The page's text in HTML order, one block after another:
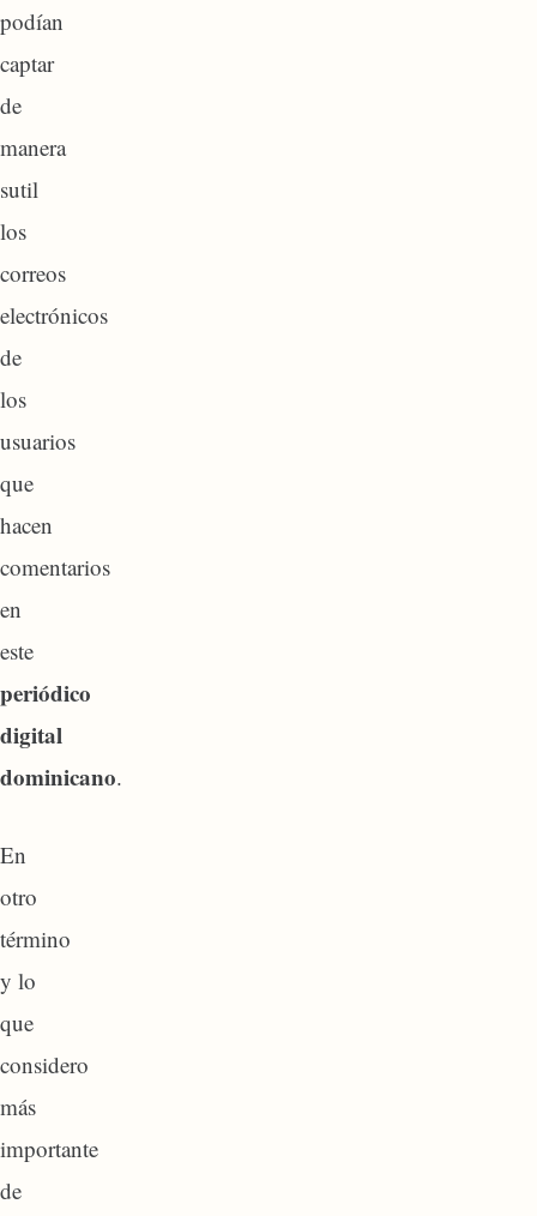
podían
captar
de
manera
sutil
los
correos
electrónicos
de
los
usuarios
que
hacen
comentarios
en
este
periódico
digital
dominicano.
En
otro
término
y lo
que
considero
más
importante
de